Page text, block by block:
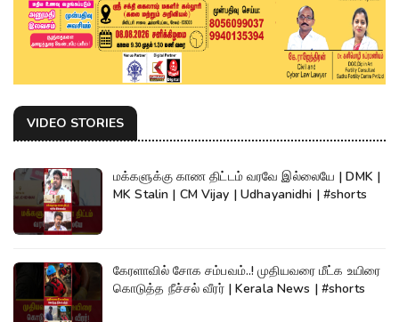
VIDEO STORIES
மக்களுக்கு காண திட்டம் வரவே இல்லையே | DMK |
MK Stalin | CM Vijay | Udhayanidhi | #shorts
கேரளாவில் சோக சம்பவம்..! முதியவரை மீட்க உயிரை
கொடுத்த நீச்சல் வீரர் | Kerala News | #shorts